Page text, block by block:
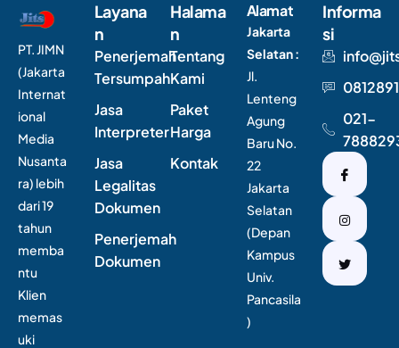
PT. JIMN
(Jakarta
Internat
ional
Media
Nusanta
ra) lebih
dari 19
tahun
memba
ntu
Klien
memas
uki
Layana
n
Penerjemah
Tersumpah
Jasa
Interpreter
Jasa
Legalitas
Dokumen
Penerjemah
Dokumen
Halama
n
Tentang
Kami
Paket
Harga
Kontak
Alamat
Jakarta
Selatan :
Jl.
Lenteng
Agung
Baru No.
22
Jakarta
Selatan
(Depan
Kampus
Univ.
Pancasila
)
Informa
si
021-